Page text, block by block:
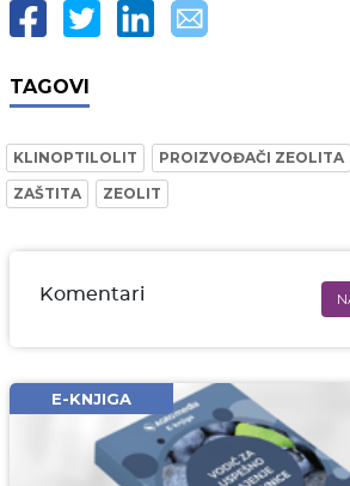
TAGOVI
KLINOPTILOLIT PROIZVOĐAČI ZEOLITA
ZAŠTITA
ZEOLIT
Komentari
Email* obavezno
Komentar* obavezno
E-KNJIGA